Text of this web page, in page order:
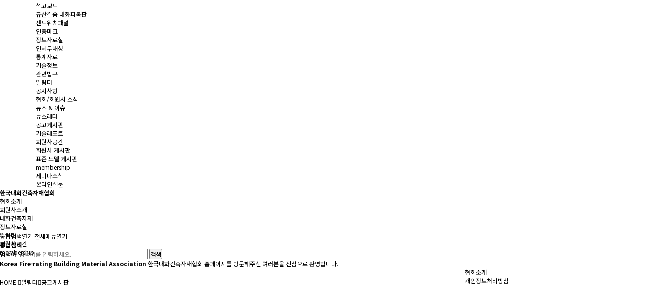
석고보드
규산칼슘 내화피복판
샌드위치패널
인증마크
정보자료실
인체무해성
통계자료
기술정보
관련법규
알림터
공지사항
협회/회원사 소식
뉴스 & 이슈
뉴스레터
공고게시판
기술레포트
회원사공간
회원사 게시판
표준 모델 게시판
membership
세미나소식
온라인설문
한국내화건축자재협회
협회소개
회원사소개
내화건축자재
정보자료실
알림터
회원사공간
membership
통합검색열기 전체메뉴열기
통합검색
검색어
Korea Fire-rating Building Material Association 한국내화건축자재협회 홈페이지를 방문해주신 여러분을 진심으로 환영합니다.
HOME 알림터 공고게시판
협회소개
개인정보처리방침